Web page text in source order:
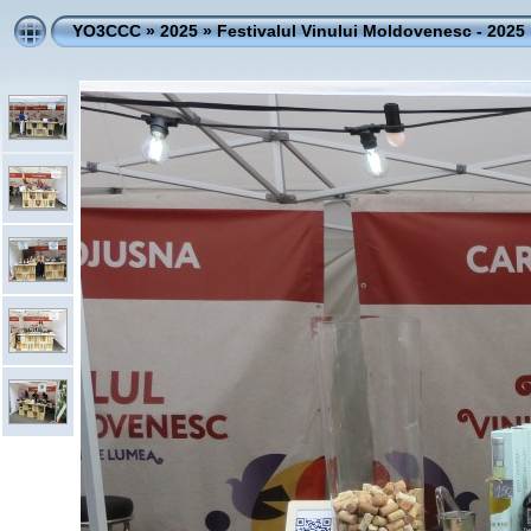
YO3CCC»2025»Festivalul Vinului Moldovenesc - 2025